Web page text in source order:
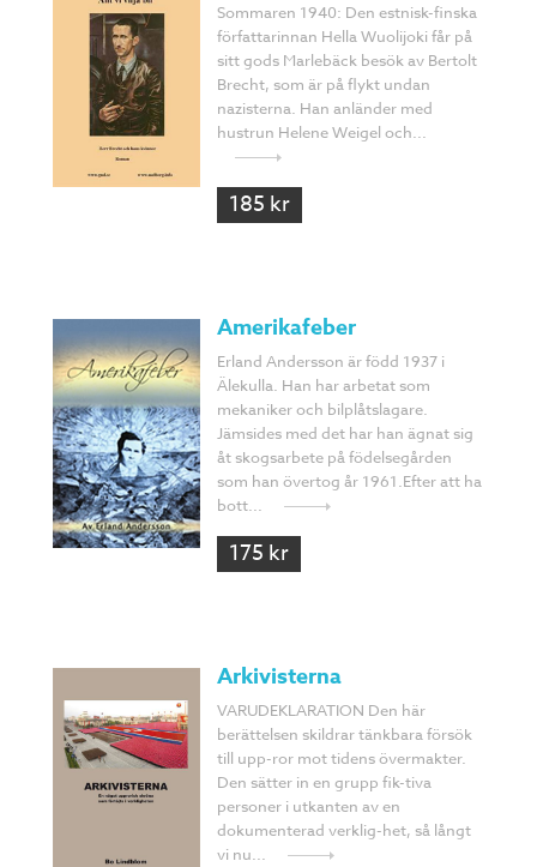
Sommaren 1940: Den estnisk-finska
författarinnan Hella Wuolijoki får på
sitt gods Marlebäck besök av Bertolt
Brecht, som är på flykt undan
nazisterna. Han anländer med
hustrun Helene Weigel och...
185 kr
Amerikafeber
Erland Andersson är född 1937 i
Älekulla. Han har arbetat som
mekaniker och bilplåtslagare.
Jämsides med det har han ägnat sig
åt skogsarbete på födelsegården
som han övertog år 1961.Efter att ha
bott...
175 kr
Arkivisterna
VARUDEKLARATION Den här
berättelsen skildrar tänkbara försök
till upp-ror mot tidens övermakter.
Den sätter in en grupp fik-tiva
personer i utkanten av en
dokumenterad verklig-het, så långt
vi nu...